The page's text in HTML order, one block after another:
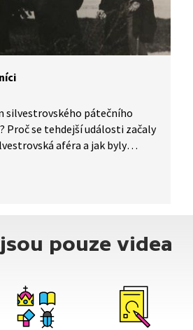
silvestrovského pátečního
Proč se tehdejší události začaly
aféra a jak byly
vyjadřuje několik
pouze videa